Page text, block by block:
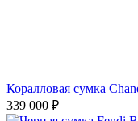
Коралловая сумка
339 000 ₽